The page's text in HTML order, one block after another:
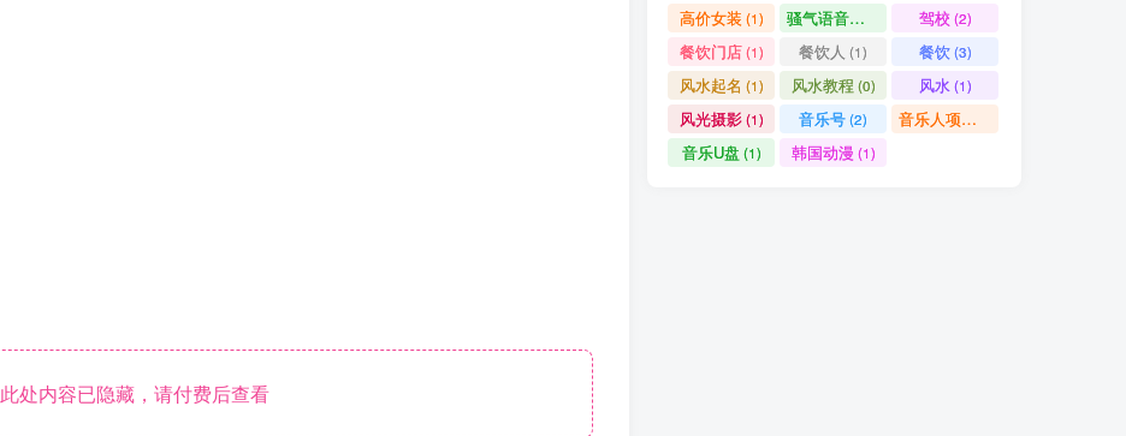
此处内容已隐藏，请付费后查看
高价女装 (1) 骚气语音包 驾校(2)
餐饮门店(1) 餐饮人 (1) 餐饮(3)
风水起名 (1) 风水教程 (0) 风水 (1)
风光摄影(1) 音乐号(2) 音乐人项目
音乐U盘 (1) 韩国动漫 (1)